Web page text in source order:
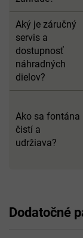
Aký je záručný
servis a
dostupnosť
náhradných
dielov?
Ako sa fontána
čistí a
udržiava?
Dodatočné